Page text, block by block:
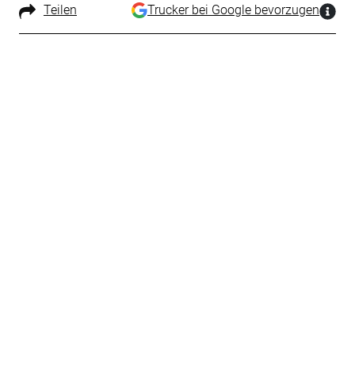
Teilen Trucker bei Google bevorzugen